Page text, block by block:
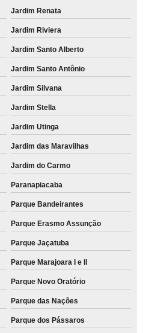
Jardim Renata
Jardim Riviera
Jardim Santo Alberto
Jardim Santo Antônio
Jardim Silvana
Jardim Stella
Jardim Utinga
Jardim das Maravilhas
Jardim do Carmo
Paranapiacaba
Parque Bandeirantes
Parque Erasmo Assunção
Parque Jaçatuba
Parque Marajoara I e II
Parque Novo Oratório
Parque das Nações
Parque dos Pássaros